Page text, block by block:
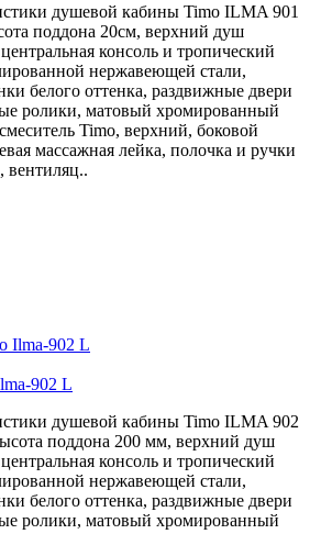
душевой кабины Timo ILMA 901
поддона 20см, верхний душ
консоль и тропический
нержавеющей стали,
белого оттенка, раздвижные двери
ролики, матовый хромированный
Timo, верхний, боковой
массажная лейка, полочка и ручки
вентиляц..
902 L
душевой кабины Timo ILMA 902
поддона 200 мм, верхний душ
консоль и тропический
нержавеющей стали,
белого оттенка, раздвижные двери
ролики, матовый хромированный